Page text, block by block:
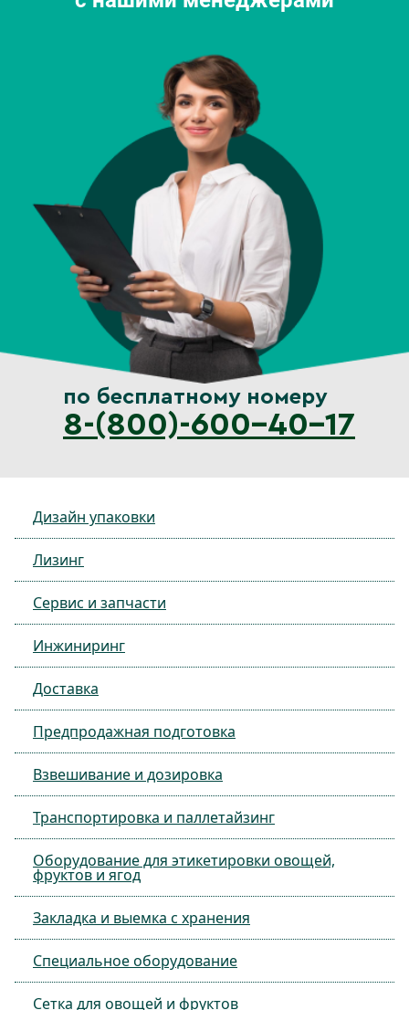
по бесплатному номеру
8-(800)-600-40-17
Дизайн упаковки
Лизинг
Сервис и запчасти
Инжиниринг
Доставка
Предпродажная подготовка
Взвешивание и дозировка
Транспортировка и паллетайзинг
Оборудование для этикетировки овощей,
фруктов и ягод
Закладка и выемка с хранения
Специальное оборудование
Сетка для овощей и фруктов